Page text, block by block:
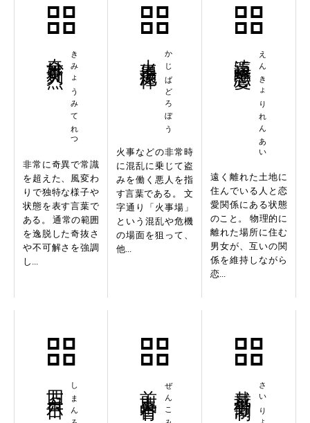
きみょうみてれつ
非常に奇異で常識
を超えた、風変わ
りで独特な様子や
状態を表す言葉で
ある。 通常の範囲
を逸脱した奇抜さ
や不可解さを強調
し...
かじばどろぼう
火事などの非常時
に混乱に乗じて盗
みを働く悪人を指
す言葉である。 文
字通り「火事場」
という混乱や危機
の場面を狙って、
他...
えんきょりれんあい
遠く離れた土地に
住んでいる人と恋
愛関係にある状態
のこと。 物理的に
離れた場所に住む
男女が、互いの関
係を維持しながら
恋...
四万六千日